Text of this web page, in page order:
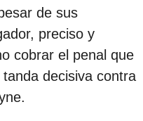
de sus
preciso y
cobrar el penal que
decisiva contra